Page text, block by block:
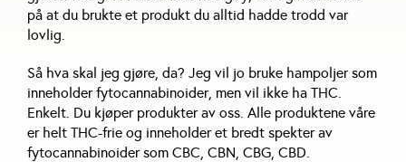
på at du brukte et produkt du alltid hadde trodd var
lovlig.
Så hva skal jeg gjøre, da? Jeg vil jo bruke hampoljer som
inneholder fytocannabinoider, men vil ikke ha THC.
Enkelt. Du kjøper produkter av oss. Alle produktene våre
er helt THC-frie og inneholder et bredt spekter av
fytocannabinoider som CBC, CBN, CBG, CBD.